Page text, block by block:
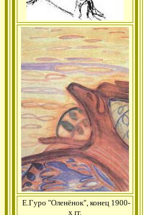
Е.Гуро "Оленёнок", конец 1900-
х гг.